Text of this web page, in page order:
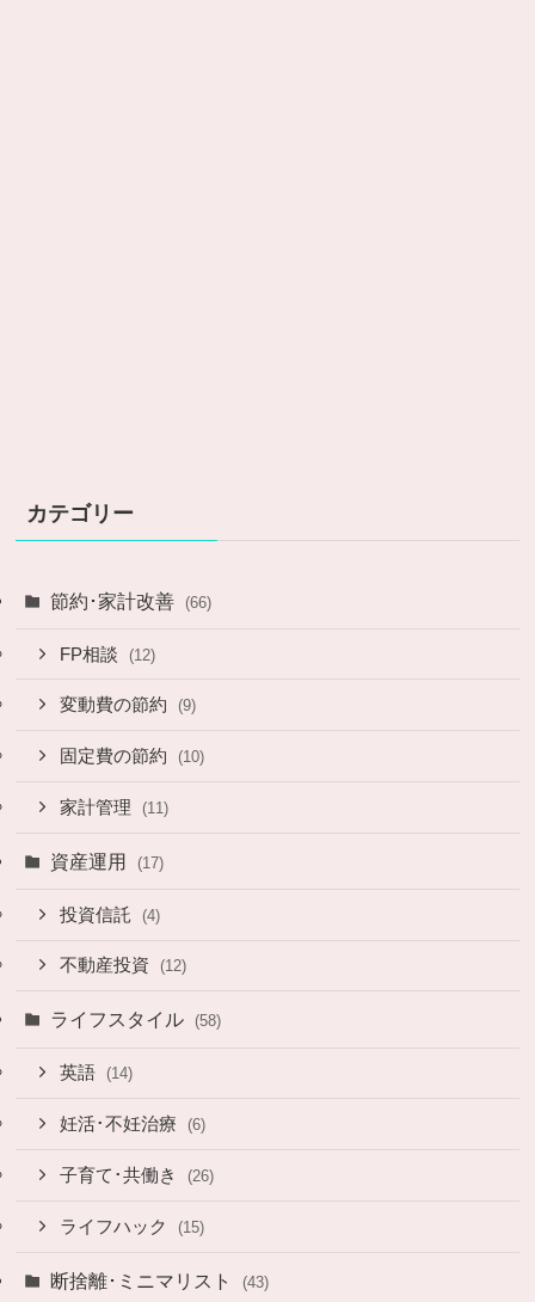
カテゴリー
節約･家計改善 (66)
FP相談 (12)
変動費の節約 (9)
固定費の節約 (10)
家計管理 (11)
資産運用 (17)
投資信託 (4)
不動産投資 (12)
ライフスタイル (58)
英語 (14)
妊活･不妊治療 (6)
子育て･共働き (26)
ライフハック (15)
断捨離･ミニマリスト (43)